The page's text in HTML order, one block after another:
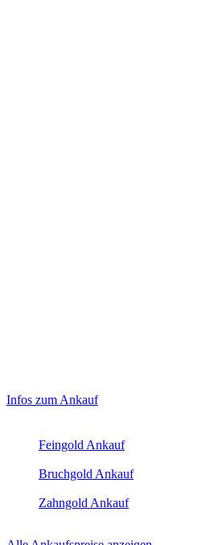
Sidebar
Infos zum Ankauf
Feingold Ankauf
Bruchgold Ankauf
Zahngold Ankauf